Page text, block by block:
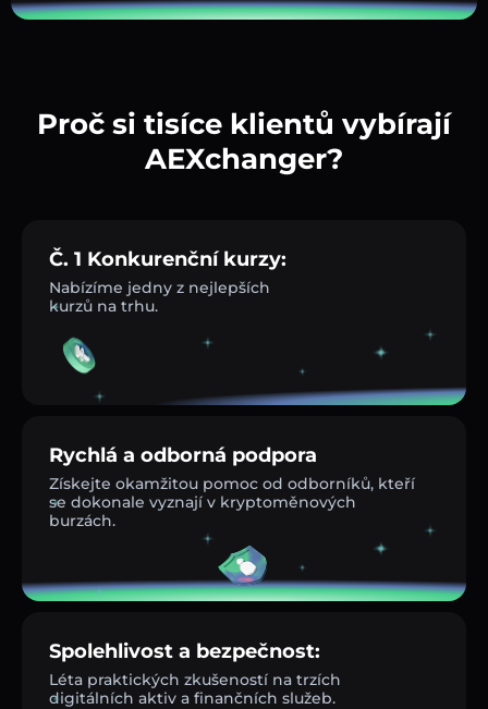
Proč si tisíce klientů vybírají
AEXchanger?
Č. 1 Konkurenční kurzy:
Nabízíme jedny z nejlepších
kurzů na trhu.
Rychlá a odborná podpora
Získejte okamžitou pomoc od odborníků, kteří
se dokonale vyznají v kryptoměnových
burzách.
Spolehlivost a bezpečnost:
Léta praktických zkušeností na trzích
digitálních aktiv a finančních služeb.